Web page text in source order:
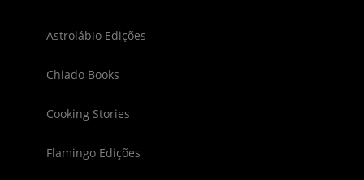
Astrolábio Edições
Chiado Books
Cooking Stories
Flamingo Edições